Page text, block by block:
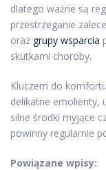
dlatego ważne są
przestrzeganie
oraz grupy wsparcia
skutkami choroby.
Kluczem do
delikatne emolienty,
silne środki myjące
powinny regularnie
Powiązane wpisy: